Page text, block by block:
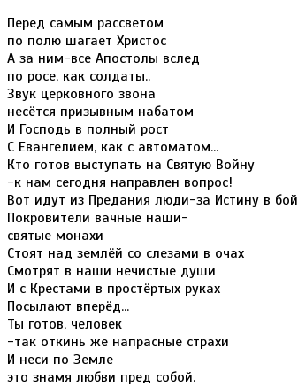
Перед самым рассветом
по полю шагает Христос
А за ним-все Апостолы вслед
по росе, как солдаты..
Звук церковного звона
несётся призывным набатом
И Господь в полный рост
С Евангелием, как с автоматом...
Кто готов выступать на Святую Войну
-к нам сегодня направлен вопрос!
Вот идут из Предания люди-за Истину в бой
Покровители вачные наши-
святые монахи
Стоят над землёй со слезами в очах
Смотрят в наши нечистые души
И с Крестами в простёртых руках
Посылают вперёд...
Ты готов, человек
-так откинь же напрасные страхи
И неси по Земле
это знамя любви пред собой.